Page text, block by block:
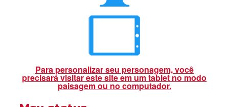
Para personalizar seu personagem, você
precisará visitar este site em um tablet no modo
paisagem ou no computador.